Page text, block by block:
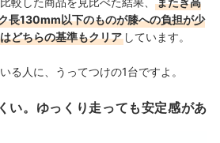
長130mm以下のものが膝への負担が少
どちらの基準もクリア しています。
る人に、うってつけの1台ですよ。
い。ゆっくり走っても安定感があ